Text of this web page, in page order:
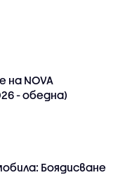
на NOVA
- обедна)
Боядисване